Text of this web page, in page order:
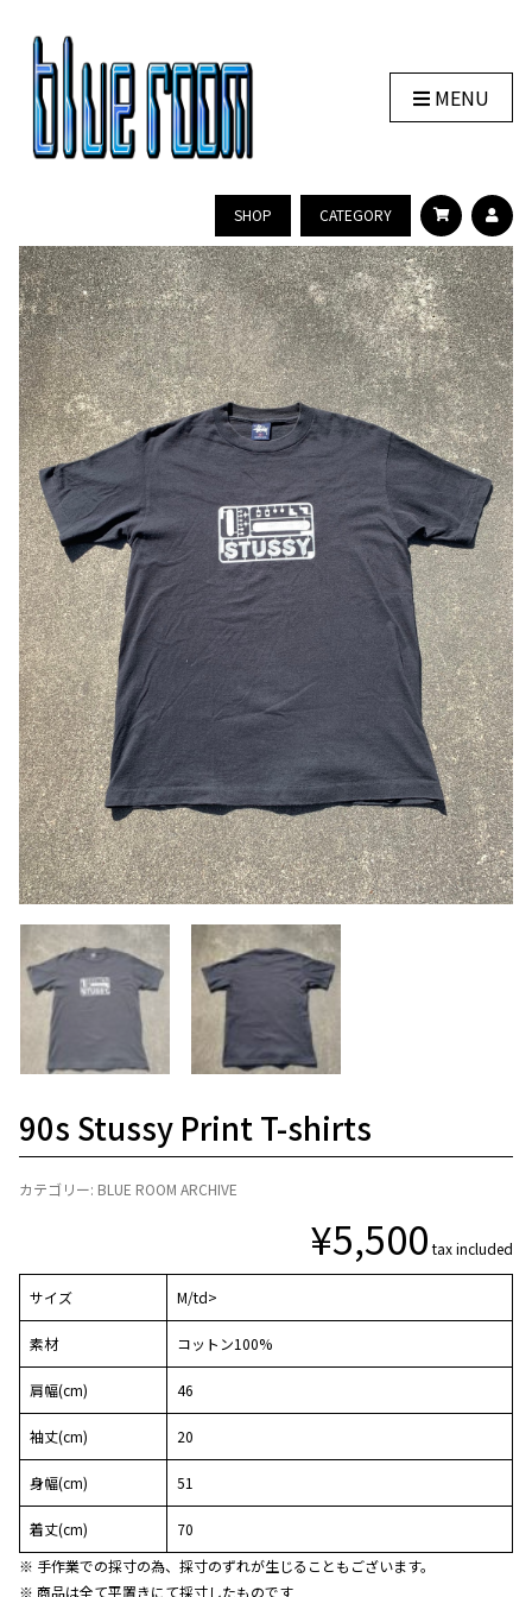
MENU
SHOP CATEGORY
90s Stussy Print T-shirts
カテゴリー: BLUE ROOM ARCHIVE
¥5,500 tax included
サイズ M/td>
素材 コットン100%
肩幅(cm) 46
袖丈(cm) 20
身幅(cm) 51
着丈(cm)
70
※ 手作業での採寸の為、採寸のずれが生じることもございます。
※ 商品は全て平置きにて採寸したものです